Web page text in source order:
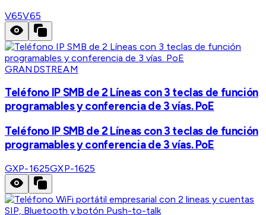
V65V65
GRANDSTREAM
Teléfono IP SMB de 2 Líneas con 3 teclas de función
programables y conferencia de 3 vías. PoE
Teléfono IP SMB de 2 Líneas con 3 teclas de función
programables y conferencia de 3 vías. PoE
GXP-1625GXP-1625